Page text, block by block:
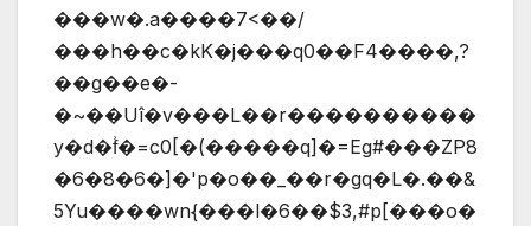
���w�.a����7<��/
���h��c�kK�j���q0��F4����,?
��g��e�-
�~��Uî�v���L��r����������
y�d�f͗�=c0[�(�����q]�=Eg#���ZP8
�6�8�6�]�'p�o��_��r�gq�L�.��&
5Yu����wn{���l�6��$3,#p[���o�